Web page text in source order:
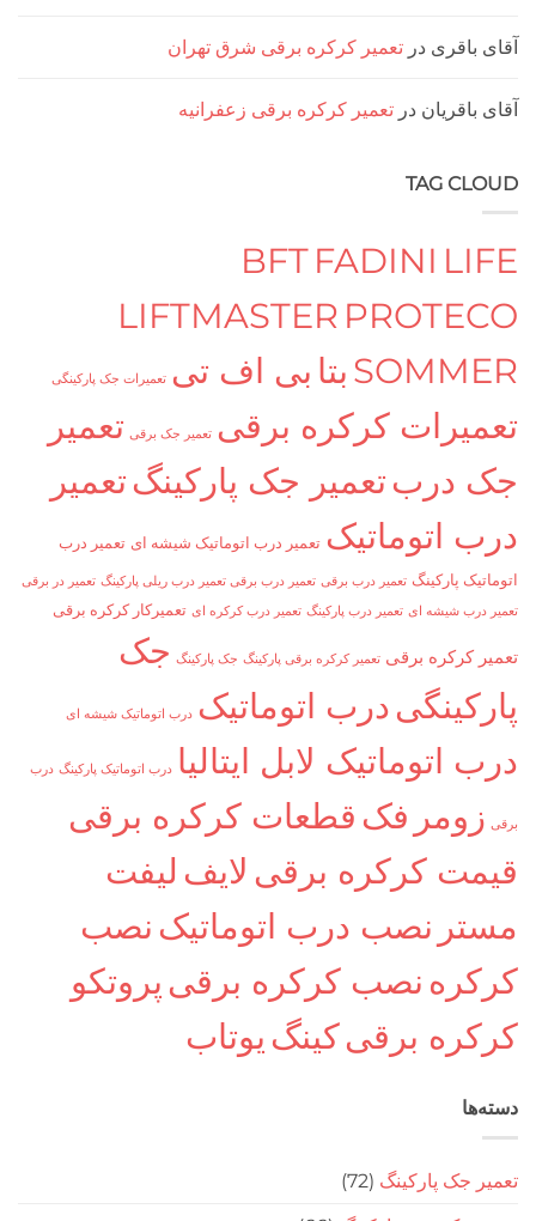
درتعمیر کرکره برقی شرق تهران
درتعمیر کرکره برقی زعفرانیه
TAG
BFTFADINI
LIFTMASTER
بتابی اف تی تعمیرات جک پارکینگی
کرکره برقی تعمیر جک برقی
تعمیر
تعمیر جک پارکینگتعمیر
اتوماتیک تعمیر درب اتوماتیک شیشه ای تعمیر درب
پارکینگ تعمیر درب برقی تعمیر درب برقی تعمیر درب ریلی پارکینگ تعمیر در برقی
شیشه ای تعمیر درب پارکینگ تعمیر درب کرکره ای تعمیرکار کرکره برقی
برقی تعمیر کرکره برقی پارکینگ جک پارکینگ جک
درب اتوماتیک درب اتوماتیک شیشه ای
لابل ایتالیا درب اتوماتیک پارکینگ درب
فک قطعات کرکره برقی
کرکره برقیلایف لیفت
نصب درب اتوماتیکنصب
نصب کرکره برقیپروتکو
برقیکینگیوتاب
جک پارکینگ (72)